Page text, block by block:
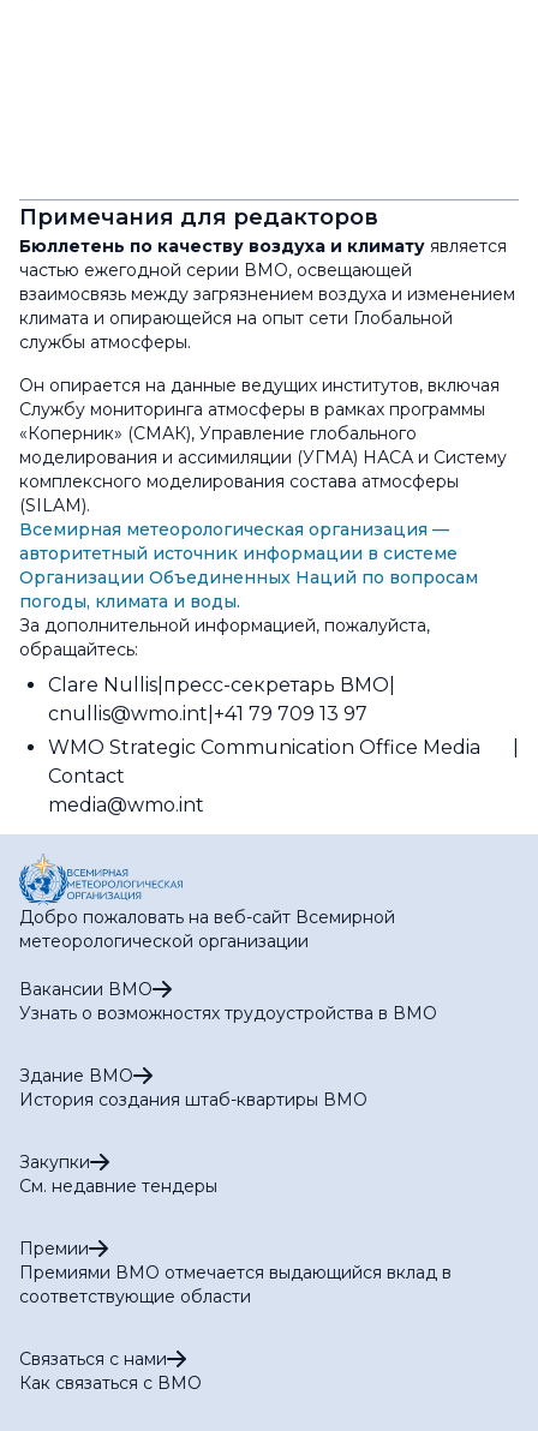
Примечания для редакторов
Бюллетень по качеству воздуха и климату является
частью ежегодной серии ВМО, освещающей
взаимосвязь между загрязнением воздуха и изменением
климата и опирающейся на опыт сети Глобальной
службы атмосферы.
Он опирается на данные ведущих институтов, включая
Службу мониторинга атмосферы в рамках программы
«Коперник» (СМАК), Управление глобального
моделирования и ассимиляции (УГМА) НАСА и Систему
комплексного моделирования состава атмосферы
(SILAM).
Всемирная метеорологическая организация —
авторитетный источник информации в системе
Организации Объединенных Наций по вопросам
погоды, климата и воды.
За дополнительной информацией, пожалуйста,
обращайтесь:
Clare Nullis пресс-секретарь ВМО
cnullis@wmo.int +41 79 709 13 97
WMO Strategic Communication Office Media
Contact
media@wmo.int
Добро пожаловать на веб-сайт Всемирной
метеорологической организации
Вакансии ВМО
Узнать о возможностях трудоустройства в ВМО
Здание ВМО
История создания штаб-квартиры ВМО
Закупки
См. недавние тендеры
Премии
Премиями ВМО отмечается выдающийся вклад в
соответствующие области
Связаться с нами
Как связаться с ВМО